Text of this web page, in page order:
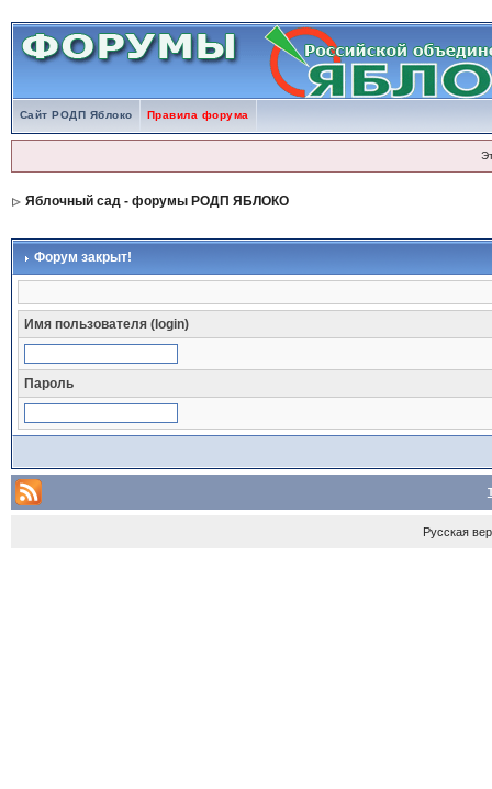
Сайт РОДП Яблоко Правила форума
Яблочный сад - форумы РОДП ЯБЛОКО
Форум закрыт!
Имя пользователя (login)
Пароль
Русская